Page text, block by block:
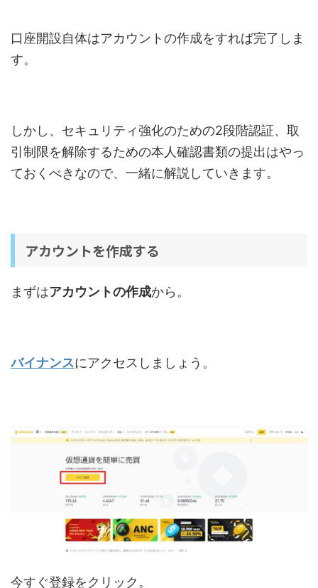
口座開設自体はアカウントの作成をすれば完了しま
す。
しかし、セキュリティ強化のための2段階認証、取
引制限を解除するための本人確認書類の提出はやっ
ておくべきなので、一緒に解説していきます。
アカウントを作成する
まずはアカウントの作成から。
バイナンスにアクセスしましょう。
今すぐ登録をクリック。